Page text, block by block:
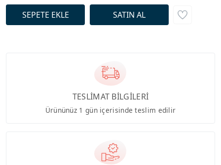
TESLİMAT BİLGİLERİ
Ürününüz 1 gün içerisinde teslim edilir